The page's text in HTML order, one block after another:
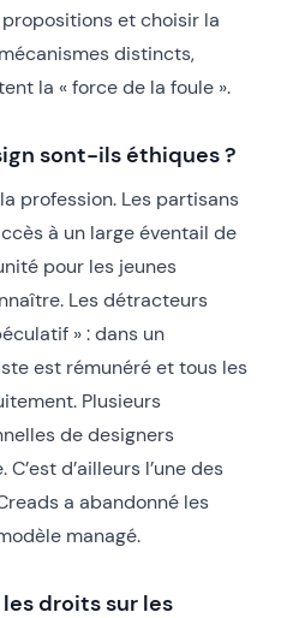
et choisir la
distincts,
la « force de la foule ».
sont-ils éthiques ?
profession. Les partisans
à un large éventail de
pour les jeunes
Les détracteurs
» : dans un
est rémunéré et tous les
Plusieurs
de designers
d’ailleurs l’une des
a abandonné les
managé.
droits sur les